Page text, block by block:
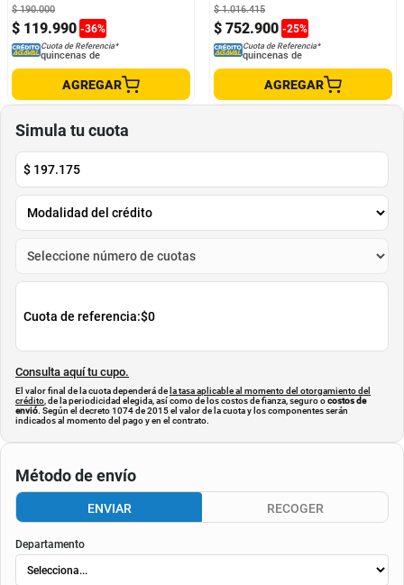
$ 119.990 -36%
$ 190.000
Cuota de Referencia*
quincenas de
AGREGAR
$ 752.900 -25%
$ 1.016.415
Cuota de Referencia*
quincenas de
AGREGAR
Simula tu cuota
$ 197.175
Cuota de referencia:$0
Consulta aquí tu cupo.
El valor final de la cuota dependerá de la tasa aplicable al momento del otorgamiento del
crédito , de la periodicidad elegida, así como de los costos de fianza, seguro ocostos de
envió. Según el decreto 1074 de 2015 el valor de la cuota y los componentes serán
indicados al momento del pago y en el contrato.
Método de envío
ENVIAR RECOGER
Departamento